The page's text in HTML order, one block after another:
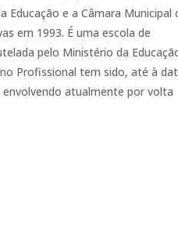
e a Câmara Municipal
em 1993. É uma escola de
pelo Ministério da
Profissional tem sido, até à
envolvendo atualmente por volta